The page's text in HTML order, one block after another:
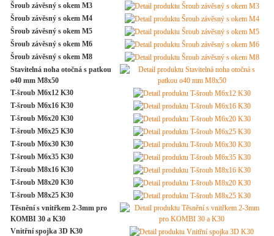
Šroub závěsný s okem M3
Šroub závěsný s okem M4
Šroub závěsný s okem M5
Šroub závěsný s okem M6
Šroub závěsný s okem M8
Stavitelná noha otočná s patkou
o40 mm M8x50
T-šroub M6x12 K30
T-šroub M6x16 K30
T-šroub M6x20 K30
T-šroub M6x25 K30
T-šroub M6x30 K30
T-šroub M6x35 K30
T-šroub M8x16 K30
T-šroub M8x20 K30
T-šroub M8x25 K30
Těsnění s vnitřkem 2-3mm pro
KOMBI 30 a K30
Vnitřní spojka 3D K30